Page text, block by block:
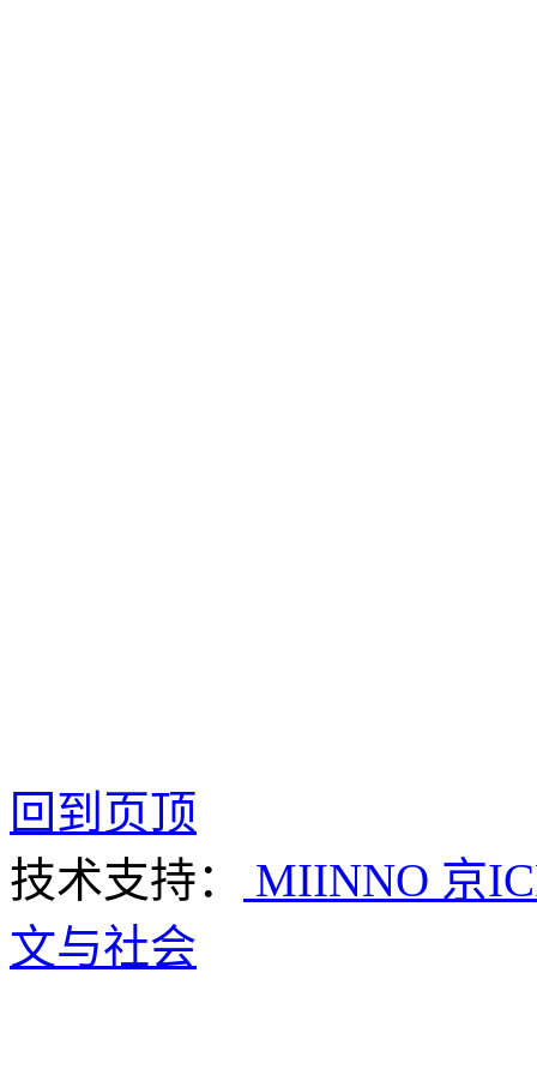
回到页顶
技术支持：
MIINNO 京
文与社会